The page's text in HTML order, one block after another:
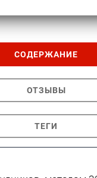
СОДЕРЖАНИЕ
ОТЗЫВЫ
ТЕГИ